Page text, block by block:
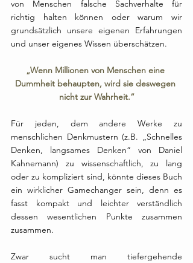
von Menschen falsche Sachverhalte für
richtig halten können oder warum wir
grundsätzlich unsere eigenen Erfahrungen
und unser eigenes Wissen überschätzen.
„Wenn Millionen von Menschen eine
Dummheit behaupten, wird sie deswegen
nicht zur Wahrheit.“
Für jeden, dem andere Werke zu
menschlichen Denkmustern (z.B. „Schnelles
Denken, langsames Denken“ von Daniel
Kahnemann) zu wissenschaftlich, zu lang
oder zu kompliziert sind, könnte dieses Buch
ein wirklicher Gamechanger sein, denn es
fasst kompakt und leichter verständlich
dessen wesentlichen Punkte zusammen
zusammen.
Zwar sucht man tiefergehende